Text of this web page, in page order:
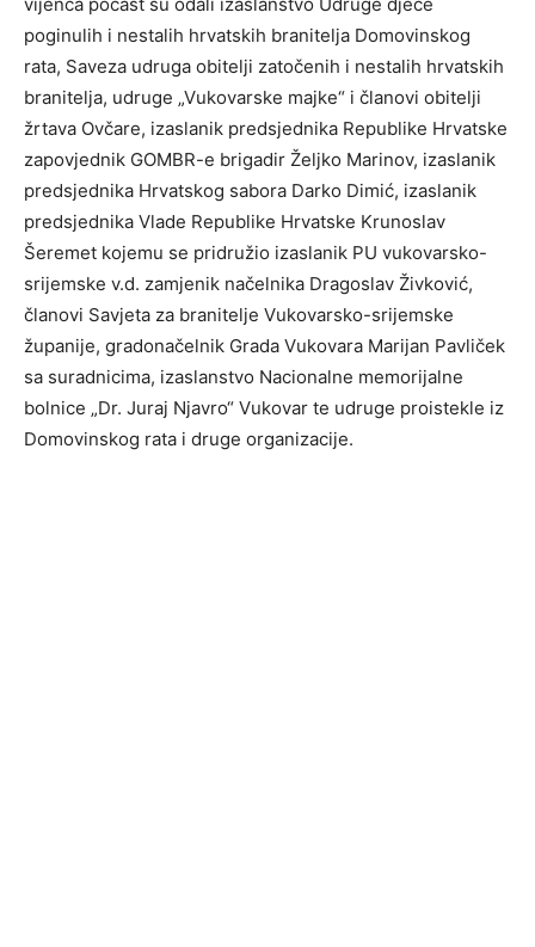
poginulih i nestalih hrvatskih branitelja Domovinskog
rata, Saveza udruga obitelji zatočenih i nestalih hrvatskih
branitelja, udruge „Vukovarske majke“ i članovi obitelji
žrtava Ovčare, izaslanik predsjednika Republike Hrvatske
zapovjednik GOMBR-e brigadir Željko Marinov, izaslanik
predsjednika Hrvatskog sabora Darko Dimić, izaslanik
predsjednika Vlade Republike Hrvatske Krunoslav
Šeremet kojemu se pridružio izaslanik PU vukovarsko-
srijemske v.d. zamjenik načelnika Dragoslav Živković,
članovi Savjeta za branitelje Vukovarsko-srijemske
županije, gradonačelnik Grada Vukovara Marijan Pavliček
sa suradnicima, izaslanstvo Nacionalne memorijalne
bolnice „Dr. Juraj Njavro“ Vukovar te udruge proistekle iz
Domovinskog rata i druge organizacije.